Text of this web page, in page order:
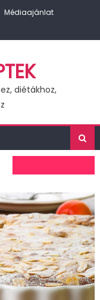
Médiaajánlat
diétákhoz,